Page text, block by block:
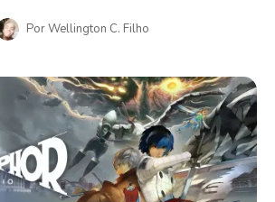
PorWellington C. Filho